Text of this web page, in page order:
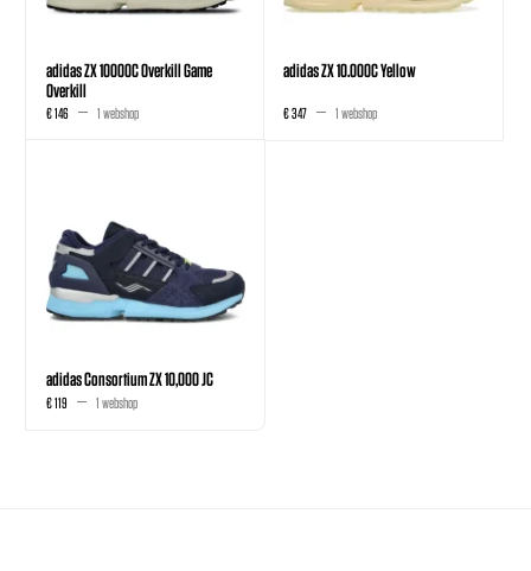
adidas ZX 10000C Overkill Game
Overkill
€ 146 1 webshop
adidas ZX 10.000C Yellow
€ 347 1 webshop
adidas Consortium ZX 10,000 JC
€ 119 1 webshop